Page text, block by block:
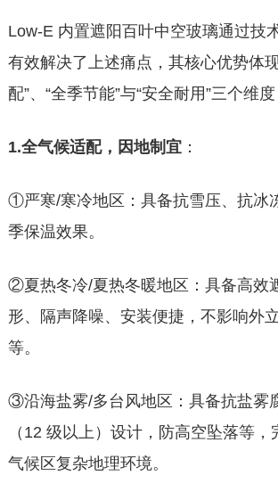
Low-E 内置遮阳百叶中空玻璃通过技
有效解决了上述痛点，其核心优势体
配”、“全季节能”与“安全耐用”三个维度
1.全气候适配，因地制宜：
①严寒/寒冷地区：具备抗雪压、抗冰
季保温效果。
②夏热冬冷/夏热冬暖地区：具备高效
形、隔声降噪、安装便捷，不影响外
等。
③沿海盐雾/多台风地区：具备抗盐雾
（12 级以上）设计，防高空坠落等，
气候区复杂地理环境。